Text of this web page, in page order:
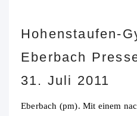
Hohenstaufen-
Eberbach
31. Juli 2011
Eberbach (pm). Mit einem